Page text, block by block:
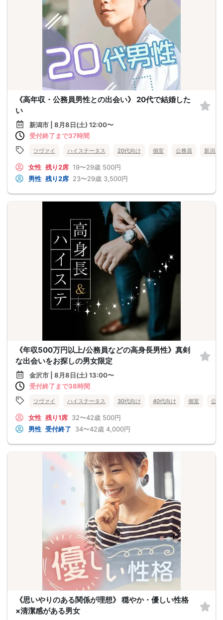
《高年収・公務員男性との出会い》 20代で結婚した
い
新潟市 | 8月8日(土) 12:00〜
受付終了まで37時間
ツヴァイ ハイステータス 20代向け 個室 公務員 新潟県
女性 残り2席 19〜29歳 500円
男性 残り2席 23〜29歳 3,500円
《年収500万円以上/公務員などの高身長男性》真剣
な出会いをお探しの男女限定
金沢市 | 8月8日(土) 13:00〜
受付終了まで38時間
ツヴァイ ハイステータス 30代向け 40代向け 個室 公
女性 残り1席 32〜42歳 500円
男性 受付終了 34〜42歳 4,000円
《思いやりのある関係が理想》 穏やか・優しい性格
×清潔感がある男女